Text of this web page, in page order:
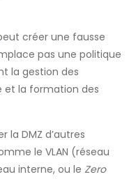
créer une fausse
pas une politique
la gestion des
et la formation des
la DMZ d’autres
le VLAN (réseau
interne, ou le Zero